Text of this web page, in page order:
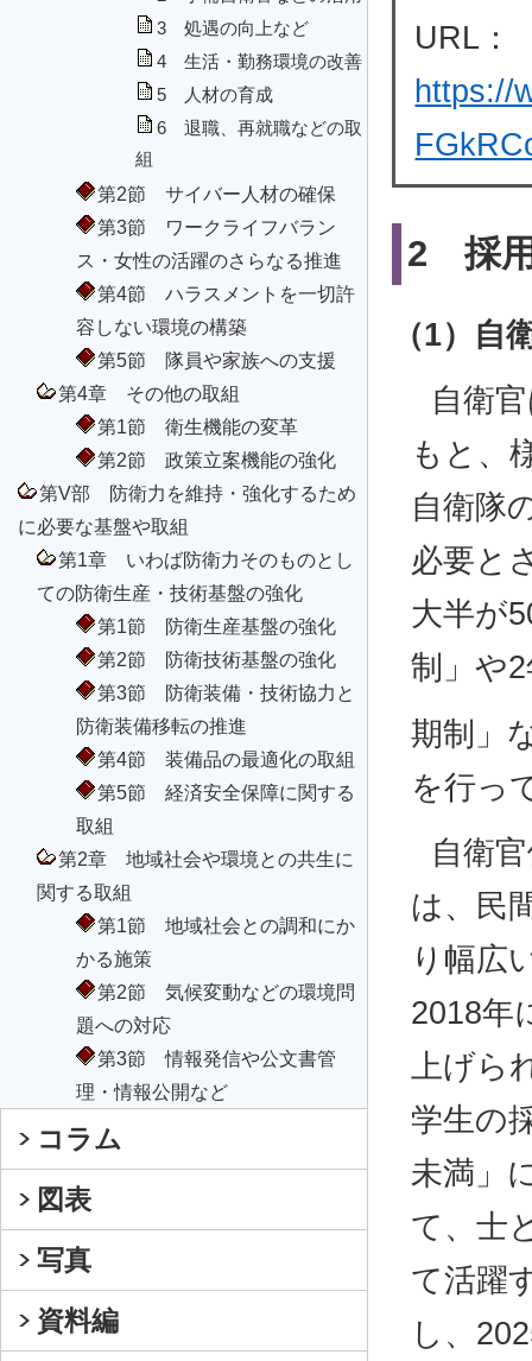
3 処遇の向上など
4 生活・勤務環境の改善
5 人材の育成
6 退職、再就職などの取
組
第2節 サイバー人材の確保
第3節 ワークライフバラン
ス・女性の活躍のさらなる推進
第4節 ハラスメントを一切許
容しない環境の構築
第5節 隊員や家族への支援
第4章 その他の取組
第1節 衛生機能の変革
第2節 政策立案機能の強化
第V部 防衛力を維持・強化するため
に必要な基盤や取組
第1章 いわば防衛力そのものとし
ての防衛生産・技術基盤の強化
第1節 防衛生産基盤の強化
第2節 防衛技術基盤の強化
第3節 防衛装備・技術協力と
防衛装備移転の推進
第4節 装備品の最適化の取組
第5節 経済安全保障に関する
取組
第2章 地域社会や環境との共生に
関する取組
第1節 地域社会との調和にか
かる施策
第2節 気候変動などの環境問
題への対応
第3節 情報発信や公文書管
理・情報公開など
コラム
図表
写真
資料編
URL：
https://
2 採
（1）自
自衛
もと、
自衛隊
必要と
大半が
制」や
期制」
を行っ
自衛
は、民
り幅広
2018年
上げら
学生の
未満」
て、士
て活躍
し、